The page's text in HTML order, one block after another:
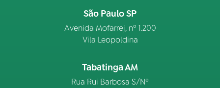
São Paulo SP
Avenida Mofarrej, nº 1.200
Vila Leopoldina
Tabatinga AM
Rua Rui Barbosa S/Nº